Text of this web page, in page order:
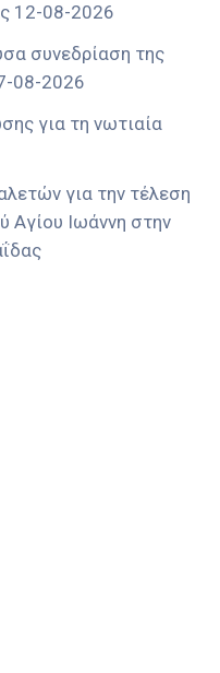
12-08-2026
συνεδρίαση της
08-2026
για τη νωτιαία
για την τέλεση
Αγίου Ιωάννη στην